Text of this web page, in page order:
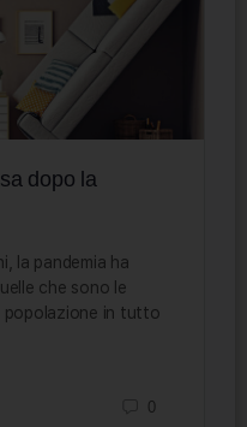
dopo la
la pandemia ha
che sono le
popolazione in tutto
0